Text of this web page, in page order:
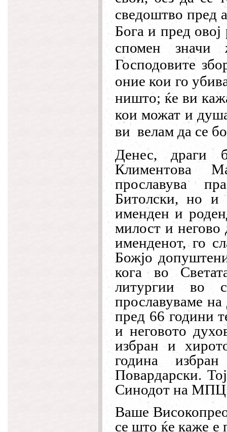
сведоштво пред
Бога и пред овој
спомен
Господовите
оние кои го
ништо; ќе ви
кои можат и
ви велам да се
Денес, драги
Климентова
прославува
Битолски, но и
именден и
милост и негово
именденот, го
Божјо
кога во
литургии во
прославуваме
пред 66 години
и неговото
избран и
година
Повардарски.
Синодот на
Ваше
се што ќе каже е